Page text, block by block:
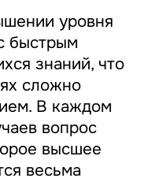
уровня
быстрым
знаний, что
сложно
В каждом
вопрос
высшее
весьма